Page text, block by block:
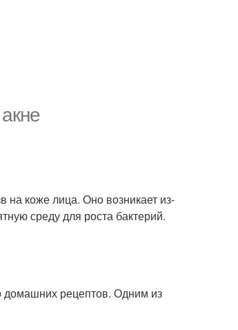
на коже лица. Оно возникает из-
среду для роста бактерий.
домашних рецептов. Одним из